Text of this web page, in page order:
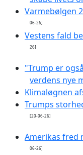
Varmebølgen
06-26]
Vestens fald
26]
"Trump er
verdens nye
Klimaløgnen
Trumps
[20-06-26]
Amerikas fred
06-26]